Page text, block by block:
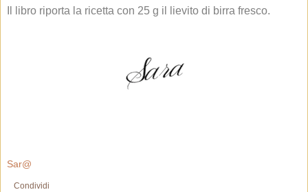
Il libro riporta la ricetta con 25 g il lievito di birra fresco.
Sar@
Condividi